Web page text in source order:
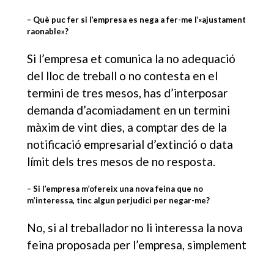
– Què puc fer si l’empresa es nega a fer-me l’«ajustament
raonable»?
Si l’empresa et comunica la no adequació
del lloc de treball o no contesta en el
termini de tres mesos, has d’interposar
demanda d’acomiadament en un termini
màxim de vint dies, a comptar des de la
notificació empresarial d’extinció o data
límit dels tres mesos de no resposta.
– Si l’empresa m’ofereix una nova feina que no
m’interessa, tinc algun perjudici per negar-me?
No, si al treballador no li interessa la nova
feina proposada per l’empresa, simplement